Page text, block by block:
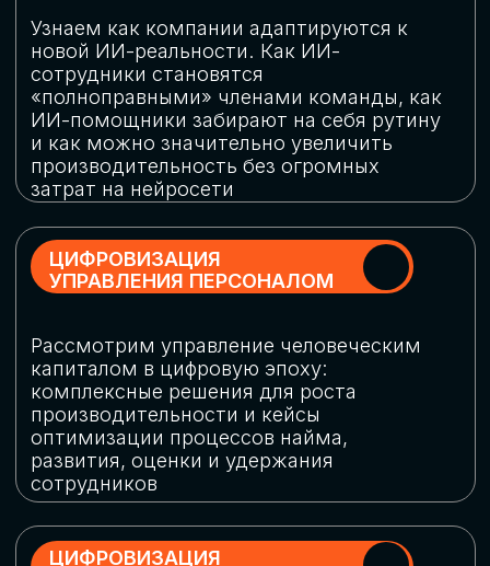
огромную статью затрат
ОБЛАЧНЫЕ ТЕХНОЛОГИИ
Подискутируем, какие облачные решения
существуют на рынке и почему
использование мультиоблачных моделей
не только снижает затраты, но и
«пересборки» бизнес-моделей
СКАЧАТЬ
ПРОГРАММУ
КОНФЕРЕНЦИИ
Оставьте заявку, мы направим вам
программу конференции